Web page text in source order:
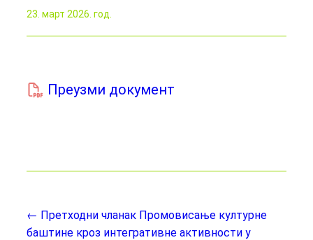
23. март 2026. год.
Преузми документ
← Претходни чланак Промовисање културне
баштине кроз интегративне активности у